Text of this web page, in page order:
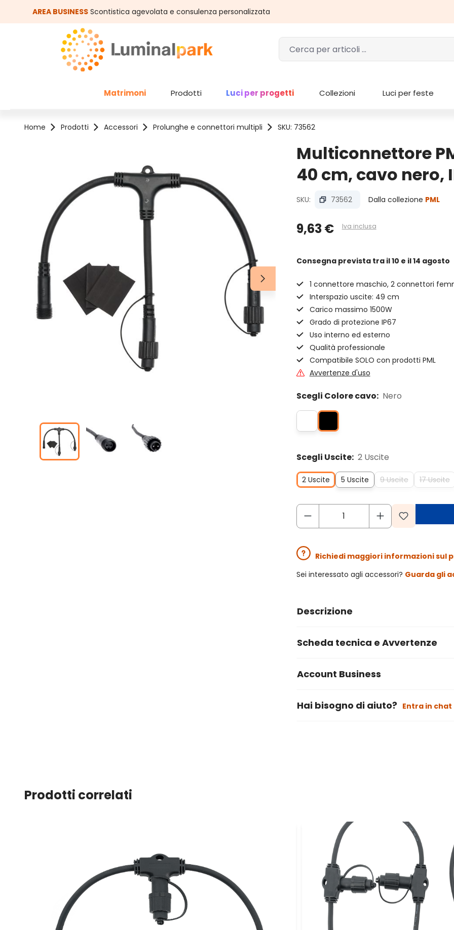
al contenuto principale
Salta alla ricerca
AREA BUSINESS Scontistica agevolata e consulenza personalizzata
Matrimoni Prodotti Luci per progetti Collezioni Luci per feste
Home Prodotti Accessori Prolunghe e connettori multipli SKU: 73562
Multiconnettore
40 cm, cavo nero,
SKU: 73562 Dalla collezione PML
9,63 € Iva inclusa
Consegna prevista tra il 10 e il 14 agosto
1 connettore maschio, 2 connettori
Interspazio uscite: 49 cm
Carico massimo 1500W
Grado di protezione IP67
Uso interno ed esterno
Qualità professionale
Compatibile SOLO con prodotti PML
Avvertenze d'uso
Scegli Colore cavo: Nero
Scegli Uscite: 2 Uscite
2 Uscite 5 Uscite 9 Uscite 17 Uscite
Richiedi maggiori informazioni sul
Sei interessato agli accessori? Guarda gli
Descrizione
Scheda tecnica e Avvertenze
Account Business
Hai bisogno di aiuto? Entra in chat
Prodotti correlati